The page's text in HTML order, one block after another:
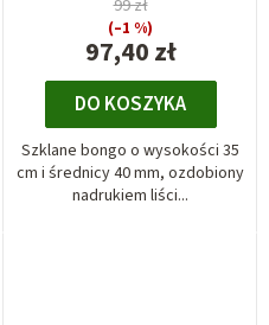
97,40 zł
99 zł
(–1 %)
DO KOSZYKA
Szklane bongo o wysokości 35
cm i średnicy 40 mm, ozdobiony
nadrukiem liści...